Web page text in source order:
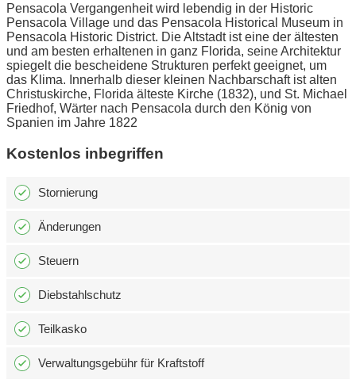
Pensacola Vergangenheit wird lebendig in der Historic
Pensacola Village und das Pensacola Historical Museum in
Pensacola Historic District. Die Altstadt ist eine der ältesten
und am besten erhaltenen in ganz Florida, seine Architektur
spiegelt die bescheidene Strukturen perfekt geeignet, um
das Klima. Innerhalb dieser kleinen Nachbarschaft ist alten
Christuskirche, Florida älteste Kirche (1832), und St. Michael
Friedhof, Wärter nach Pensacola durch den König von
Spanien im Jahre 1822
Kostenlos inbegriffen
Stornierung
Änderungen
Steuern
Diebstahlschutz
Teilkasko
Verwaltungsgebühr für Kraftstoff